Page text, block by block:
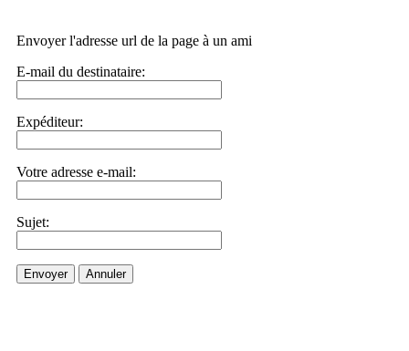
Envoyer l'adresse url de la page à un ami
E-mail du destinataire:
Expéditeur:
Votre adresse e-mail:
Sujet:
Envoyer Annuler